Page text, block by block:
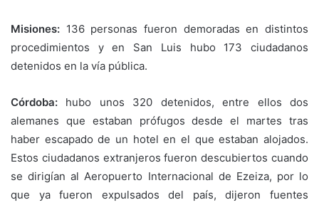
Misiones: 136 personas fueron demoradas en distintos
procedimientos y en San Luis hubo 173 ciudadanos
detenidos en la vía pública.
Córdoba: hubo unos 320 detenidos, entre ellos dos
alemanes que estaban prófugos desde el martes tras
haber escapado de un hotel en el que estaban alojados.
Estos ciudadanos extranjeros fueron descubiertos cuando
se dirigían al Aeropuerto Internacional de Ezeiza, por lo
que ya fueron expulsados del país, dijeron fuentes